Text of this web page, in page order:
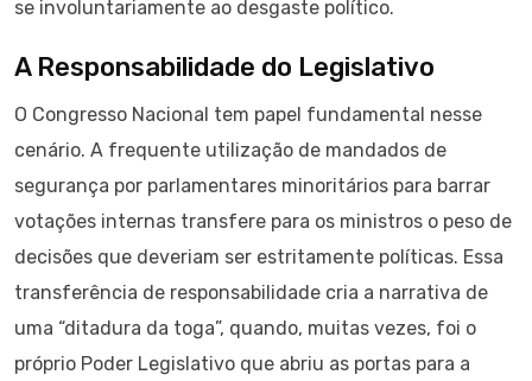
se involuntariamente ao desgaste político.
A Responsabilidade do Legislativo
O Congresso Nacional tem papel fundamental nesse
cenário. A frequente utilização de mandados de
segurança por parlamentares minoritários para barrar
votações internas transfere para os ministros o peso de
decisões que deveriam ser estritamente políticas. Essa
transferência de responsabilidade cria a narrativa de
uma “ditadura da toga”, quando, muitas vezes, foi o
próprio Poder Legislativo que abriu as portas para a